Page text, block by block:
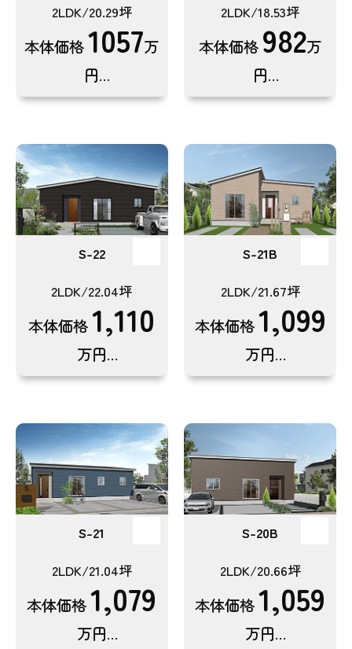
2LDK/20.29坪
本体価格1057万
円
(税込1,162.7万円)
2LDK/18.53坪
本体価格 982万
円
(税込1,080.2万円)
S-22
2LDK/22.04坪
本体価格1,110
万円
(税込1,221万円)
S-21B
2LDK/21.67坪
本体価格1,099
万円
(税込1,208.9万円)
S-21
2LDK/21.04坪
本体価格1,079
万円
S-20B
2LDK/20.66坪
本体価格1,059
万円